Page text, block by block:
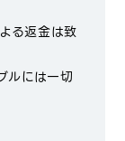
る返金は致
ルには一切